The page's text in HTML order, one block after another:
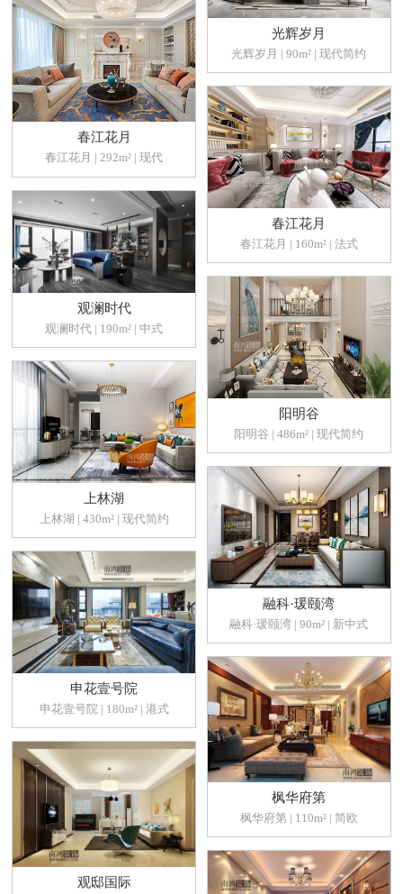
光辉岁月
光辉岁月 | 90m² | 现代简约
春江花月
春江花月 | 292m² | 现代
春江花月
春江花月 | 160m² | 法式
观澜时代
观澜时代 | 190m² | 中式
阳明谷
阳明谷 | 486m² | 现代简约
上林湖
上林湖 | 430m² | 现代简约
融科·瑗颐湾
融科·瑗颐湾 | 90m² | 新中式
申花壹号院
申花壹号院 | 180m² | 港式
枫华府第
枫华府第 | 110m² | 简欧
观邸国际